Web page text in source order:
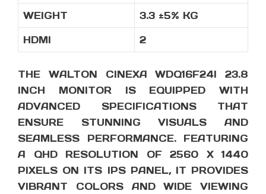
WEIGHT 3.3 ±5% KG
HDMI 2
THE WALTON CINEXA WDQ16F24I 23.8
INCH MONITOR IS EQUIPPED WITH
ADVANCED SPECIFICATIONS THAT
ENSURE STUNNING VISUALS AND
SEAMLESS PERFORMANCE. FEATURING
A QHD RESOLUTION OF 2560 X 1440
PIXELS ON ITS IPS PANEL, IT PROVIDES
VIBRANT COLORS AND WIDE VIEWING